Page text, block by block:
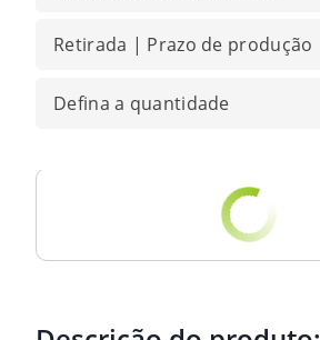
Retirada | Prazo de produção
Defina a quantidade